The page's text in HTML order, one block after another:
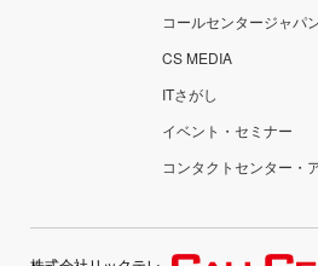
コールセンタージャパ
CS MEDIA
ITさがし
イベント・セミナー
コンタクトセンター・